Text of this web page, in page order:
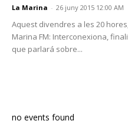
La Marina - 26 juny 2015 12:00 AM
Aquest divendres a les 20
Marina FM: Interconexiona,
que parlará sobre...
no events found